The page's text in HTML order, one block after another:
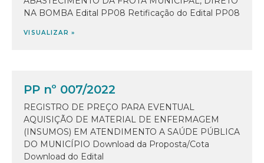
NA BOMBA Edital PP08 Retificação do Edital PP08
VISUALIZAR »
PP nº 007/2022
REGISTRO DE PREÇO PARA EVENTUAL
AQUISIÇÃO DE MATERIAL DE ENFERMAGEM
(INSUMOS) EM ATENDIMENTO A SAÚDE PÚBLICA
DO MUNICÍPIO Download da Proposta/Cota
Download do Edital